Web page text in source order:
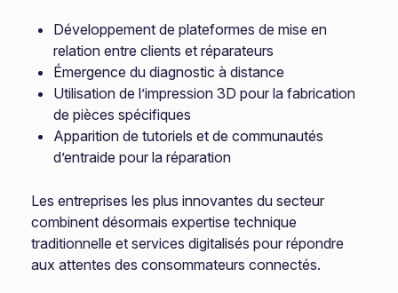
Développement de plateformes de mise en
relation entre clients et réparateurs
Émergence du diagnostic à distance
Utilisation de l’impression 3D pour la fabrication
de pièces spécifiques
Apparition de tutoriels et de communautés
d’entraide pour la réparation
Les entreprises les plus innovantes du secteur
combinent désormais expertise technique
traditionnelle et services digitalisés pour répondre
aux attentes des consommateurs connectés.